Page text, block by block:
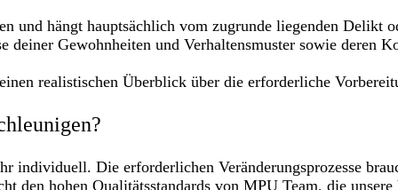
und hängt hauptsächlich vom zugrunde liegenden Delikt
Gewohnheiten und Verhaltensmuster sowie deren
realistischen Überblick über die erforderliche
individuell. Die erforderlichen Veränderungsprozesse
den hohen Qualitätsstandards von MPU Team, die unsere